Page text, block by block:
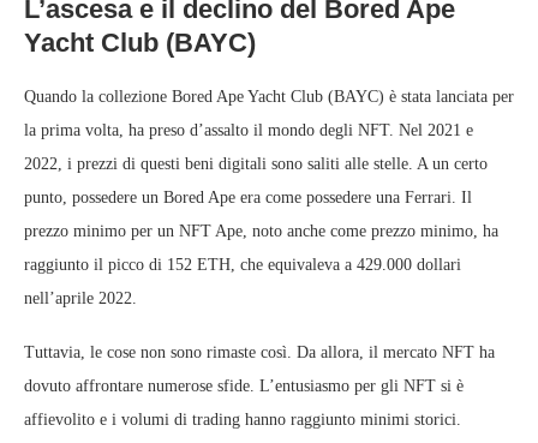
L’ascesa e il declino del Bored Ape
Yacht Club (BAYC)
Quando la collezione Bored Ape Yacht Club (BAYC) è stata lanciata per
la prima volta, ha preso d’assalto il mondo degli NFT. Nel 2021 e
2022, i prezzi di questi beni digitali sono saliti alle stelle. A un certo
punto, possedere un Bored Ape era come possedere una Ferrari. Il
prezzo minimo per un NFT Ape, noto anche come prezzo minimo, ha
raggiunto il picco di 152 ETH, che equivaleva a 429.000 dollari
nell’aprile 2022.
Tuttavia, le cose non sono rimaste così. Da allora, il mercato NFT ha
dovuto affrontare numerose sfide. L’entusiasmo per gli NFT si è
affievolito e i volumi di trading hanno raggiunto minimi storici.